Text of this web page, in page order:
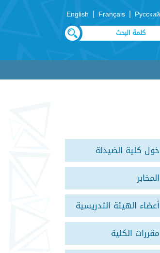
Русский
|
Français
|
English
حَول كلية الصَيدلة
المخابر
أعضاء الهيئة التدريسية
مقررات الكلية